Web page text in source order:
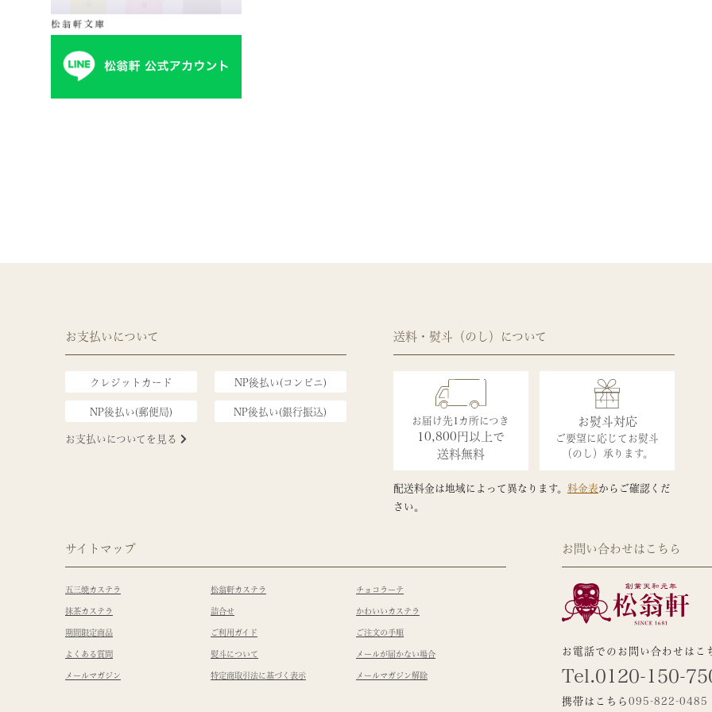
お支払いについて
クレジットカード NP後払い(コンビニ)
NP後払い(郵便局) NP後払い(銀行振込)
お支払いについてを見る
送料・熨斗（のし）について
お届け先1カ所につき
10,800円以上で
送料無料
お熨斗対応
ご要望に応じてお熨斗
（のし）承ります。
配送料金は地域によって異なります。 料金表からご確認くだ
さい。
サイトマップ
五三焼カステラ 松翁軒カステラ チョコラーテ
抹茶カステラ 詰合せ かわいいカステラ
期間限定商品 ご利用ガイド ご注文の手順
よくある質問 熨斗について メールが届かない場合
メールマガジン 特定商取引法に基づく表示 メールマガジン解除
お問い合わせはこちら
お電話でのお問い合わせはこ
Tel.0120-150-
携帯はこちら095-822-0485